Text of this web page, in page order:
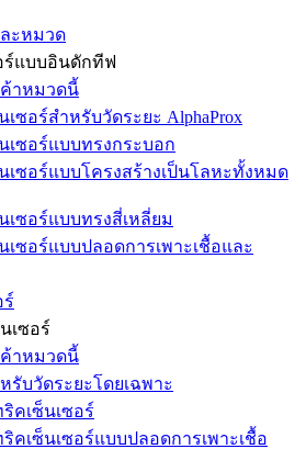
ะหมวด
ร์แบบอินดักทีฟ
าหมวดนี้
ซอร์สำหรับวัดระยะ AlphaProx
เซอร์แบบทรงกระบอก
เซอร์แบบโครงสร้างเป็นโลหะทั้งหมด
เซอร์แบบทรงสี่เหลี่ยม
ซอร์แบบปลอดการเพาะเชื้อและ
เซอร์
าหมวดนี้
รับวัดระยะโดยเฉพาะ
คเซ็นเซอร์
คเซ็นเซอร์แบบปลอดการเพาะเชื้อ